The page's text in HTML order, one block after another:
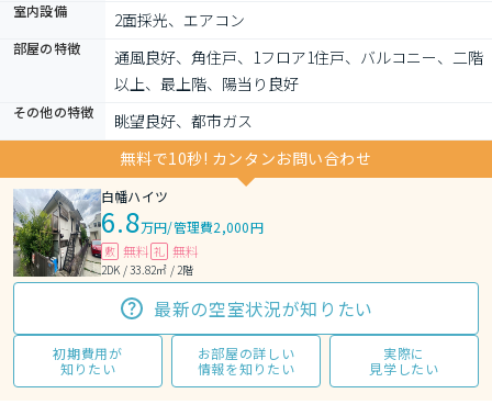
室内設備 2面採光、エアコン
部屋の特徴
通風良好、角住戸、1フロア1住戸、バルコニー、二階
以上、最上階、陽当り良好
その他の特徴
眺望良好、都市ガス
無料で10秒! カンタンお問い合わせ
白幡ハイツ
6.8万円/管理費2,000円
敷 無料 礼 無料
2DK / 33.82㎡ / 2階
最新の空室状況が知りたい
初期費用が
知りたい
お部屋の詳しい
情報を知りたい
実際に
見学したい